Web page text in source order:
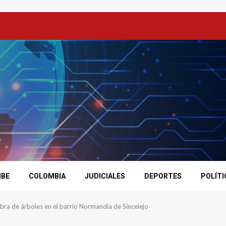
COLOMBIA JUDICIALES DEPORTES
de árboles en el barrio Normandía de Sincelejo